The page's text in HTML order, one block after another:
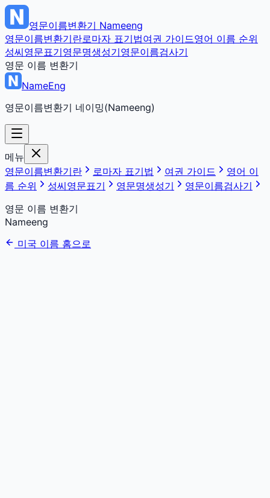
영문이름변환기 Nameeng
영문이름변환기란로마자 표기법여권 가이드영어 이름 순위
성씨영문표기영문명생성기영문이름검사기
영문 이름 변환기
NameEng
영문이름변환기 네이밍(Nameeng)
메뉴
영문이름변환기란
로마자 표기법 여권 가이드
영어 이
름 순위
성씨영문표기 영문명생성기
영문이름검사기
영문 이름 변환기
Nameeng
미국 이름 홈으로